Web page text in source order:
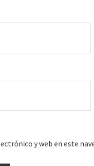
y web en este